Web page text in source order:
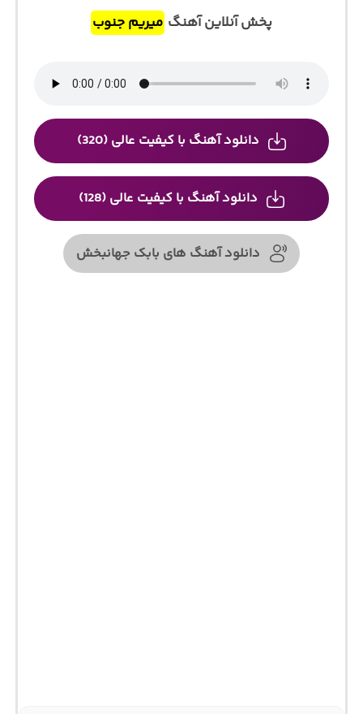
پخش آنلاین آهنگ میریم جنوب
دانلود آهنگ با کیفیت عالی (320)
دانلود آهنگ با کیفیت عالی (128)
دانلود آهنگ های بابک جهانبخش